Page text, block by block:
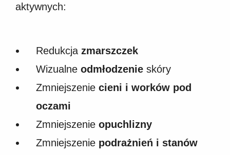
aktywnych:
Redukcja zmarszczek
Wizualne odmłodzenie skóry
Zmniejszenie cieni i worków pod
oczami
Zmniejszenie opuchlizny
Zmniejszenie podrażnień i stanów